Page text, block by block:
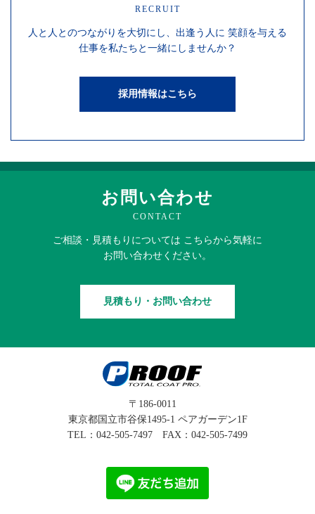
RECRUIT
人と人とのつながりを大切にし、 出逢う人に 笑顔を与える
仕事を私たちと一緒にしませんか？
採用情報はこちら
お問い合わせ
CONTACT
ご相談・見積もりについては こちらから気軽に
お問い合わせください。
見積もり・お問い合わせ
〒186-0011
東京都国立市谷保1495-1 ペアガーデン1F
TEL： 042-505-7497 FAX：042-505-7499